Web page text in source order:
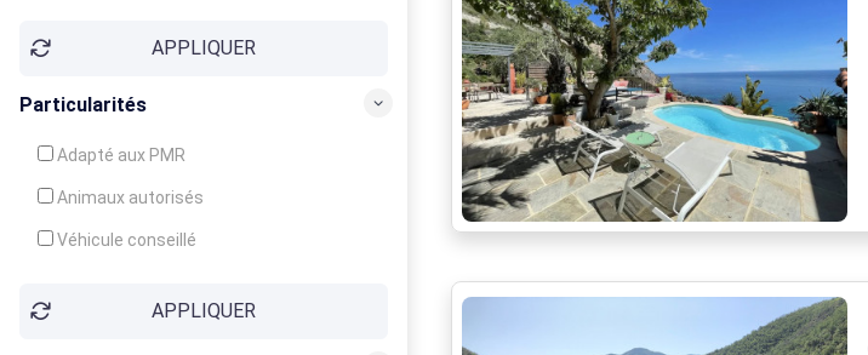
Soins du corpsAPPLIQUER
Particularités
Adapté aux PMR
Animaux autorisés
Véhicule conseillé
APPLIQUER